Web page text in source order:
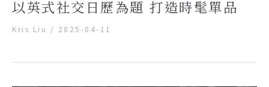
以英式社交日歷為題 打造時髦單品
Kris Liu / 2025-04-11